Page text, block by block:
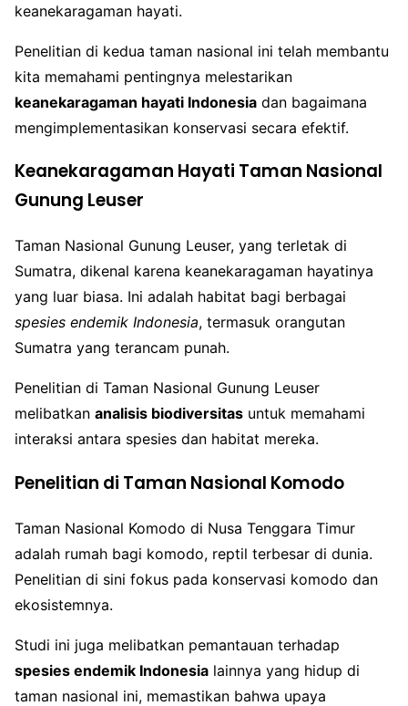
keanekaragaman hayati.
Penelitian di kedua taman nasional ini telah membantu
kita memahami pentingnya melestarikan
keanekaragaman hayati Indonesia dan bagaimana
mengimplementasikan konservasi secara efektif.
Keanekaragaman Hayati Taman Nasional
Gunung Leuser
Taman Nasional Gunung Leuser, yang terletak di
Sumatra, dikenal karena keanekaragaman hayatinya
yang luar biasa. Ini adalah habitat bagi berbagai
spesies endemik Indonesia, termasuk orangutan
Sumatra yang terancam punah.
Penelitian di Taman Nasional Gunung Leuser
melibatkan analisis biodiversitas untuk memahami
interaksi antara spesies dan habitat mereka.
Penelitian di Taman Nasional Komodo
Taman Nasional Komodo di Nusa Tenggara Timur
adalah rumah bagi komodo, reptil terbesar di dunia.
Penelitian di sini fokus pada konservasi komodo dan
ekosistemnya.
Studi ini juga melibatkan pemantauan terhadap
spesies endemik Indonesia lainnya yang hidup di
taman nasional ini, memastikan bahwa upaya